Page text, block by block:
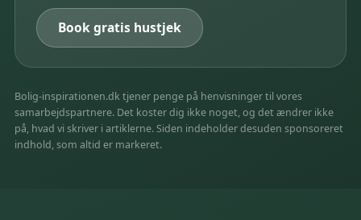
Book gratis hustjek
Bolig-inspirationen.dk tjener penge på henvisninger til vores
samarbejdspartnere. Det koster dig ikke noget, og det ændrer ikke
på, hvad vi skriver i artiklerne. Siden indeholder desuden sponsoreret
indhold, som altid er markeret.